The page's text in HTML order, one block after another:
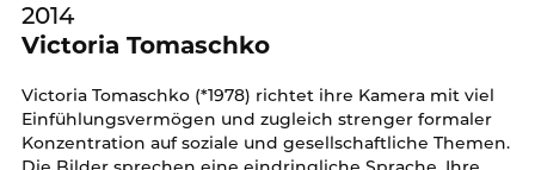
2014
Victoria Tomaschko
Victoria Tomaschko (*1978) richtet ihre Kamera mit viel
Einfühlungsvermögen und zugleich strenger formaler
Konzentration auf soziale und gesellschaftliche Themen.